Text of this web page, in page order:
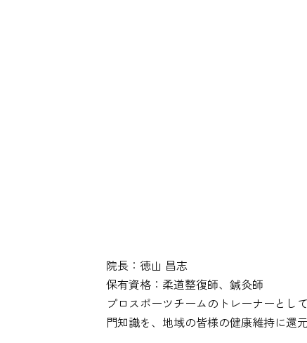
院長：徳山 昌志
保有資格：柔道整復師、鍼灸師
プロスポーツチームのトレーナーとし
門知識を、地域の皆様の健康維持に還